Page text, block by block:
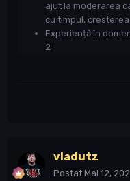
ajut la moderarea
cu timpul,
Experiență în
2
vladutz
Postat Mai 12,